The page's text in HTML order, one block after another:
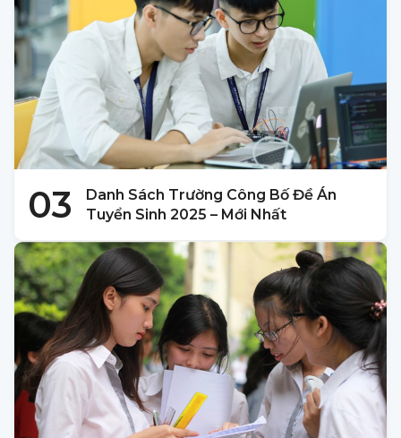
03
Danh Sách Trường Công Bố Đề Án
Tuyển Sinh 2025 – Mới Nhất